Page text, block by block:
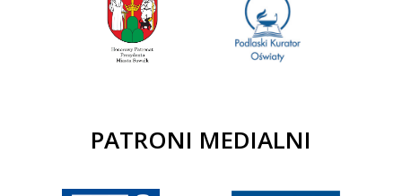
PATRONI MEDIALNI